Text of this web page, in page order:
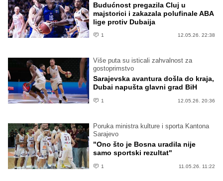
Budućnost pregazila Cluj u
majstorici i zakazala polufinale ABA
lige protiv Dubaija
1 12.05.26. 22:38
Više puta su isticali zahvalnost za
gostoprimstvo
Sarajevska avantura došla do kraja,
Dubai napušta glavni grad BiH
1 12.05.26. 20:36
Poruka ministra kulture i sporta Kantona
Sarajevo
"Ono što je Bosna uradila nije
samo sportski rezultat"
1 11.05.26. 11:22